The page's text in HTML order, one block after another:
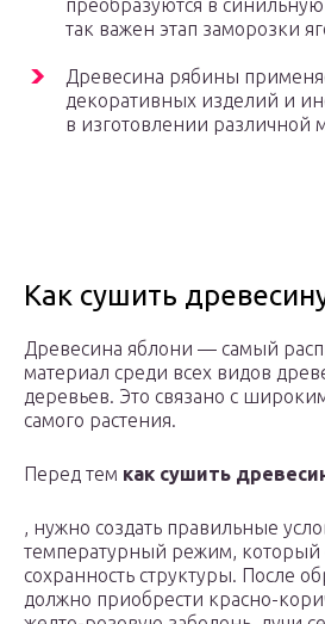
преобразуются в
так важен этап заморозки
Древесина рябины
декоративных изделий и
в изготовлении различной
Как сушить
Древесина яблони — самый
материал среди всех видов
деревьев. Это связано с
самого растения.
Перед тем как сушить
, нужно создать правильные
температурный режим, который
сохранность структуры. После
должно приобрести красно-